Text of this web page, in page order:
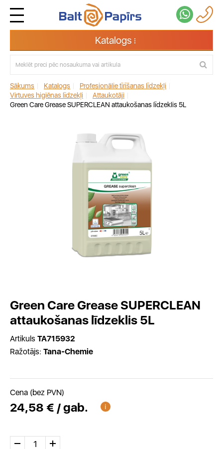
Katalogs
Sākums Katalogs Profesionālie tīrīšanas līdzekļi
Virtuves higiēnas līdzekļi
Attaukotāji
Green Care Grease SUPERCLEAN attaukošanas līdzeklis 5L
Green Care Grease SUPERCLEAN
attaukošanas līdzeklis 5L
Artikuls TA715932
Ražotājs: Tana-Chemie
Cena (bez PVN)
24,58 € / gab.